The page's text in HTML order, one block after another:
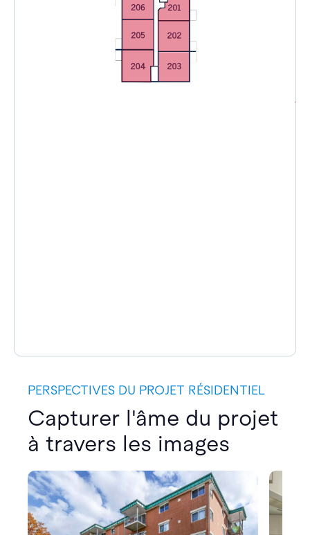
PERSPECTIVES DU PROJET RÉSIDENTIEL
Capturer l'âme du projet
à travers les images